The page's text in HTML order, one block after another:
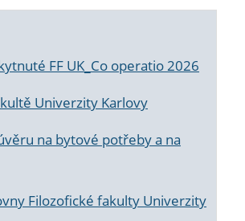
FF UK_Co operatio 2026
Univerzity Karlovy
na bytové potřeby a na
Filozofické fakulty Univerzity